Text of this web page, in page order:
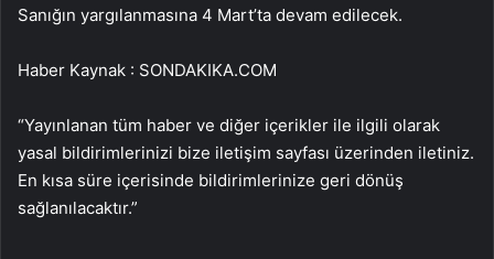
Sanığın yargılanmasına 4 Mart’ta devam edilecek.
Haber Kaynak : SONDAKIKA.COM
“Yayınlanan tüm haber ve diğer içerikler ile ilgili olarak
yasal bildirimlerinizi bize iletişim sayfası üzerinden iletiniz.
En kısa süre içerisinde bildirimlerinize geri dönüş
sağlanılacaktır.”